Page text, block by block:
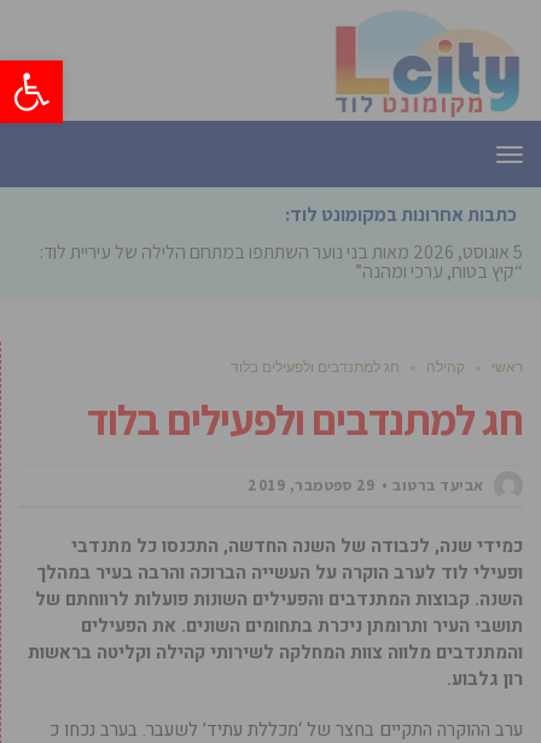
פתח
תפריט
כתבות אחרונות במקומונט לוד:
5 אוגוסט, 2026
מאות בני נוער השתתפו במתחם הלילה של עיריית לוד:
“קיץ בטוח, ערכי ומהנה”
ראשי » קהילה » חג למתנדבים ולפעילים בלוד
חג למתנדבים ולפעילים בלוד
אביעד ברטוב 29 ספטמבר, 2019
כמידי שנה, לכבודה של השנה החדשה, התכנסו כל מתנדבי
ופעילי לוד לערב הוקרה על העשייה הברוכה והרבה בעיר במהלך
השנה. קבוצות המתנדבים והפעילים השונות פועלות לרווחתם של
תושבי העיר ותרומתן ניכרת בתחומים השונים. את הפעילים
והמתנדבים מלווה צוות המחלקה לשירותי קהילה וקליטה בראשות
רון גלבוע.
ערב ההוקרה התקיים בחצר של ‘מכללת עתיד’ לשעבר. בערב נכחו כ